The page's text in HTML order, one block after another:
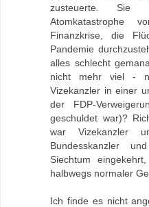
zusteuerte.
Atomkatastrophe
Finanzkrise, die
Pandemie
alles schlecht
nicht mehr viel -
Vizekanzler in einer
der FDP-
geschuldet war)?
war
Bundesskanzler
Siechtum
halbwegs normaler
Ich finde es nicht